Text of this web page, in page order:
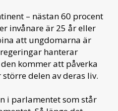
– nästan 60 procent
invånare är 25 år eller
att ungdomarna är
hanterar
kommer att påverka
delen av deras liv.
i parlamentet som står